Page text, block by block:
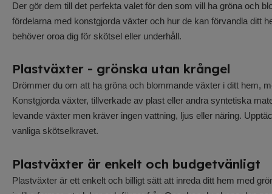
Der gör dem till det perfekta valet för den som vill ha gröna och
fördelarna med konstgjorda växter och hur de kan förvandla ditt
behöver oroa dig för skötsel eller underhåll.
Plastväxter - grönska utan krångel
Drömmer du om att ha gröna och blommande växter i ditt hem,
Konstgjorda växter, tillverkade av plast eller andra syntetiska
levande växter men kräver ingen vattning, ljus eller näring.
vanliga skötselkravet.
Plastväxter är enkelt och budgetvänligt
Plastväxter är ett enkelt och billigt sätt att inreda ditt hem med